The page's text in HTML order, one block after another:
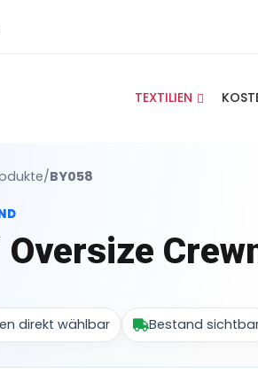
TEXTILIEN
/BY058
Oversize
direkt wählbar Bestand